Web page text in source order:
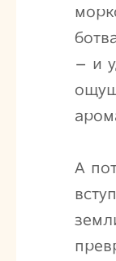
– и
А